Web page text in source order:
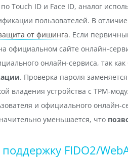
по Touch ID и Face ID, аналог
пользователей. В
от фишинга. Если
официальном сайте онлайн-
онлайн-сервиса, так
. Проверка пароля
владения устройства с TPM-
и официального онлайн-
уменьшается, что
FIDO2/